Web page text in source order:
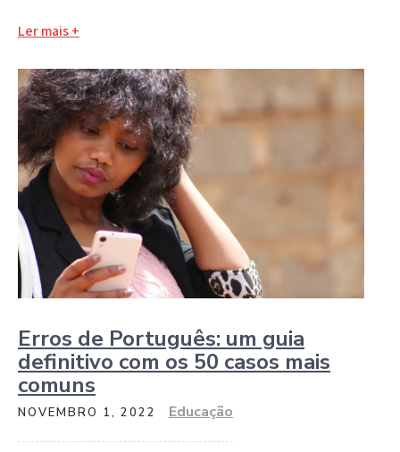
Ler mais +
Erros de Português: um guia
definitivo com os 50 casos mais
comuns
NOVEMBRO 1, 2022 Educação